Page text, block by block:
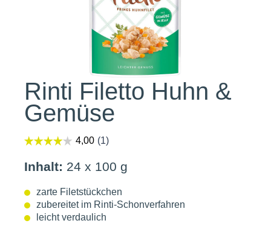
Rinti Filetto Huhn &
Gemüse
Inhalt: 24 x 100 g
zarte Filetstückchen
zubereitet im Rinti-Schonverfahren
leicht verdaulich